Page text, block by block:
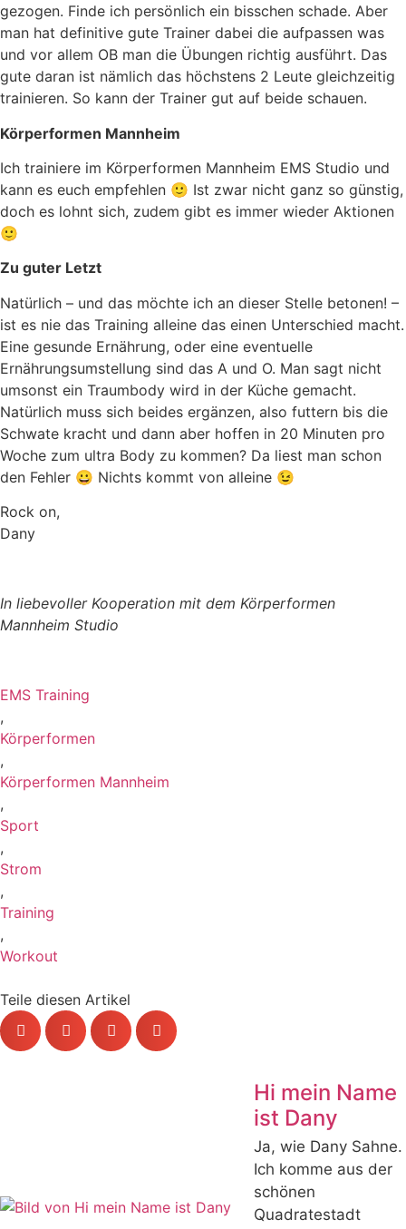
gezogen. Finde ich persönlich ein bisschen schade. Aber
man hat definitive gute Trainer dabei die aufpassen was
und vor allem OB man die Übungen richtig ausführt. Das
gute daran ist nämlich das höchstens 2 Leute gleichzeitig
trainieren. So kann der Trainer gut auf beide schauen.
Körperformen Mannheim
Ich trainiere im Körperformen Mannheim EMS Studio und
kann es euch empfehlen 🙂 Ist zwar nicht ganz so günstig,
doch es lohnt sich, zudem gibt es immer wieder Aktionen
🙂
Zu guter Letzt
Natürlich – und das möchte ich an dieser Stelle betonen! –
ist es nie das Training alleine das einen Unterschied macht.
Eine gesunde Ernährung, oder eine eventuelle
Ernährungsumstellung sind das A und O. Man sagt nicht
umsonst ein Traumbody wird in der Küche gemacht.
Natürlich muss sich beides ergänzen, also futtern bis die
Schwate kracht und dann aber hoffen in 20 Minuten pro
Woche zum ultra Body zu kommen? Da liest man schon
den Fehler 😀 Nichts kommt von alleine 😉
Rock on,
Dany
In liebevoller Kooperation mit dem Körperformen
Mannheim Studio
EMS Training
,
Körperformen
,
Körperformen Mannheim
,
Sport
,
Strom
,
Training
,
Workout
Teile diesen Artikel
Hi mein Name
ist Dany
Ja, wie Dany Sahne.
Ich komme aus der
schönen
Quadratestadt